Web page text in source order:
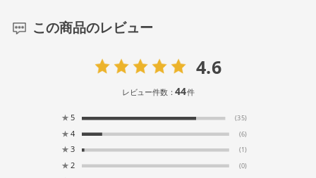
この商品のレビュー
4.6
レビュー件数：44件
★ 5 (35)
★ 4 (6)
★ 3 (1)
★ 2 (0)